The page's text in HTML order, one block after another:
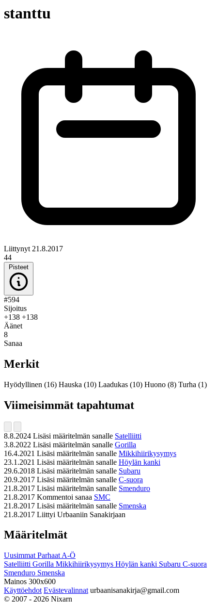
stanttu
Liittynyt 21.8.2017
44
Pisteet
#594
Sijoitus
+138 +138
Äänet
8
Sanaa
Merkit
Hyödyllinen (16) Hauska (10) Laadukas (10) Huono (8) Turha (1)
Viimeisimmät tapahtumat
8.8.2024 Lisäsi määritelmän sanalle Satelliitti
3.8.2022 Lisäsi määritelmän sanalle Gorilla
16.4.2021 Lisäsi määritelmän sanalle Mikkihiirikysymys
23.1.2021 Lisäsi määritelmän sanalle Höylän kanki
29.6.2018 Lisäsi määritelmän sanalle Subaru
20.9.2017 Lisäsi määritelmän sanalle C-suora
21.8.2017 Lisäsi määritelmän sanalle Smenduro
21.8.2017 Kommentoi sanaa SMC
21.8.2017 Lisäsi määritelmän sanalle Smenska
21.8.2017 Liittyi Urbaaniin Sanakirjaan
Määritelmät
Uusimmat Parhaat A-Ö
Satelliitti Gorilla Mikkihiirikysymys Höylän kanki Subaru C-suora
Smenduro Smenska
Mainos 300x600
Käyttöehdot Evästevalinnat urbaanisanakirja@gmail.com
© 2007 - 2026 Nixarn